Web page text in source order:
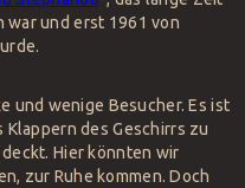
und erst 1961 von
und wenige Besucher. Es ist
Klappern des Geschirrs zu
Hier könnten wir
zur Ruhe kommen. Doch